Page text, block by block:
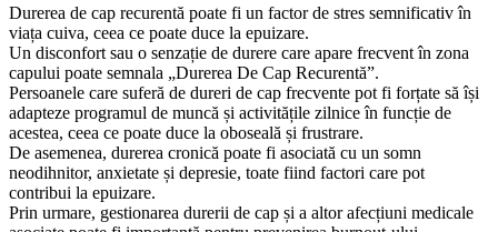
Durerea de cap recurentă poate fi un factor de stres semnificativ în
viața cuiva, ceea ce poate duce la epuizare.
Un disconfort sau o senzație de durere care apare frecvent în zona
capului poate semnala „Durerea De Cap Recurentă”.
Persoanele care suferă de dureri de cap frecvente pot fi forțate să își
adapteze programul de muncă și activitățile zilnice în funcție de
acestea, ceea ce poate duce la oboseală și frustrare.
De asemenea, durerea cronică poate fi asociată cu un somn
neodihnitor, anxietate și depresie, toate fiind factori care pot
contribui la epuizare.
Prin urmare, gestionarea durerii de cap și a altor afecțiuni medicale